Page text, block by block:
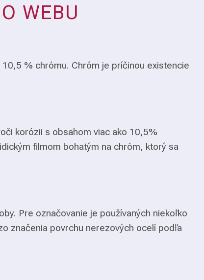
WEBU
% chrómu. Chróm je príčinou existencie
korózii s obsahom viac ako 10,5%
filmom bohatým na chróm, ktorý sa
Pre označovanie je používaných niekoľko
značenia povrchu nerezových ocelí podľa